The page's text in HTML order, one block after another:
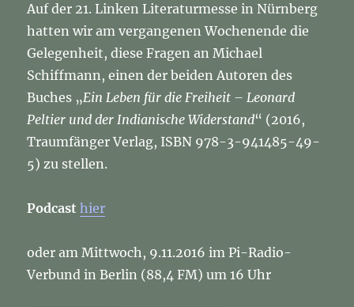
Auf der 21. Linken Literaturmesse in Nürnberg
hatten wir am vergangenen Wochenende die
Gelegenheit, diese Fragen an Michael
Schiffmann, einen der beiden Autoren des
Buches „Ein Leben für die Freiheit – Leonard
Peltier und der Indianische Widerstand“ (2016,
Traumfänger Verlag, ISBN 978-3-941485-49-
5) zu stellen.
Podcast hier
oder am Mittwoch, 9.11.2016 im Pi-Radio-
Verbund in Berlin (88,4 FM) um 16 Uhr